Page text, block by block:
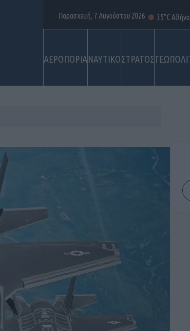
ΑΕΡΟΠΟΡΙΑΝΑΥΤΙΚΟΣΤΡΑΤΟΣ
Παρασκευή, 7 Αυγούστου 2026 35°C Αθήνα